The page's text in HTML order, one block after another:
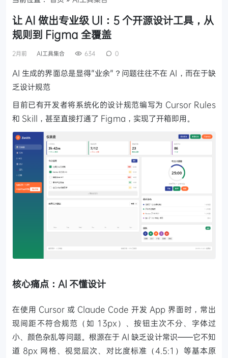
让 AI 做出专业级 UI：5 个开源设计工具，从
规则到 Figma 全覆盖
2月前 AI工具集合 634 0
AI 生成的界面总是显得"业余"？问题往往不在 AI，而在于缺
乏设计规范
目前已有开发者将系统化的设计规范编写为 Cursor Rules
和 Skill，甚至直接打通了 Figma，实现了开箱即用。
核心痛点：AI 不懂设计
在使用 Cursor 或 Claude Code 开发 App 界面时，常出
现间距不符合规范（如 13px）、按钮主次不分、字体过
小、颜色杂乱等问题。根源在于 AI 缺乏设计常识——它不知
道 8px 网格、视觉层次、对比度标准（4.5:1）等基本原